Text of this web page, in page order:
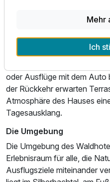
startet direkt ab der
unterschiedlich lange
Laub- und Nadelwäldern
oder Ausflüge mit dem Auto
der Rückkehr erwarten
Atmosphäre des Hauses
Tagesausklang.
Die Umgebung
Die Umgebung des
Erlebnisraum für alle, die
Ausflugsziele miteinander
Mehr
Ich